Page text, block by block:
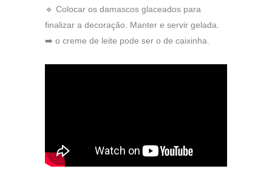
🔹 Colocar os damascos glaceados para
finalizar a decoração. Manter e servir gelada.
➡️ o creme de leite pode ser o de caixinha.